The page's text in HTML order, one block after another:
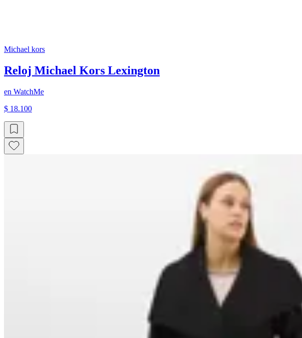
Michael kors
Reloj Michael Kors Lexington
en WatchMe
$ 18.100